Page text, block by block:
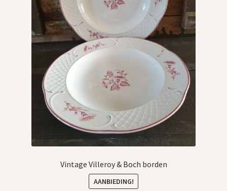
Vintage Villeroy & Boch borden
AANBIEDING!